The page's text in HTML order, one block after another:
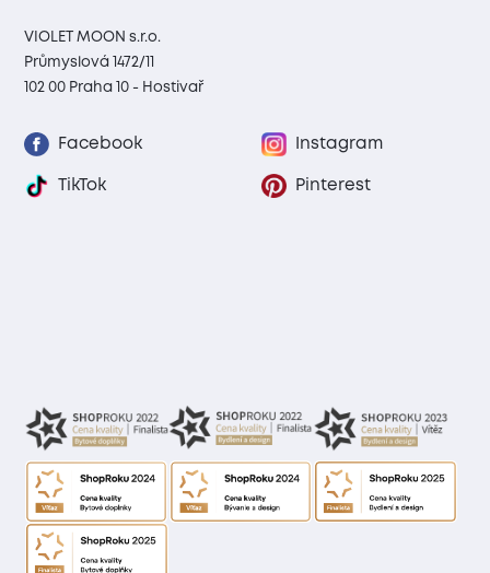
VIOLET MOON s.r.o.
Průmyslová 1472/11
102 00 Praha 10 - Hostivař
Facebook Instagram
TikTok Pinterest